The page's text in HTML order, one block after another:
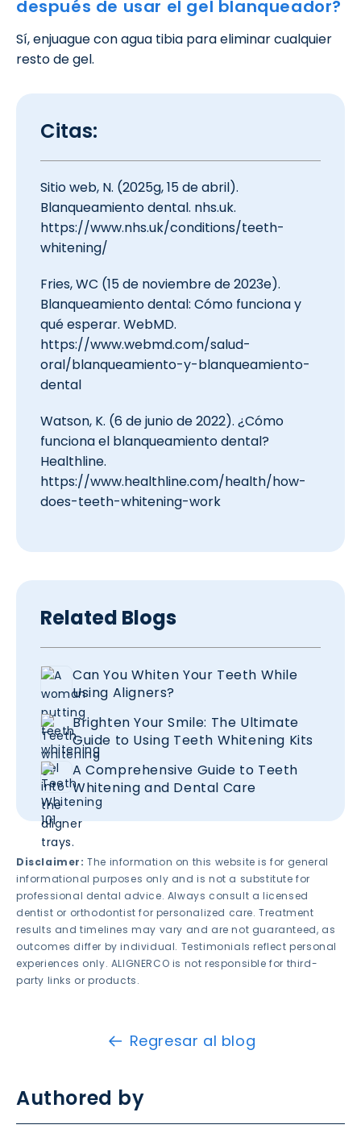
después de usar el gel blanqueador?
Sí, enjuague con agua tibia para eliminar cualquier
resto de gel.
Citas:
Sitio web, N. (2025g, 15 de abril).
Blanqueamiento dental. nhs.uk.
https://www.nhs.uk/conditions/teeth-
whitening/
Fries, WC (15 de noviembre de 2023e).
Blanqueamiento dental: Cómo funciona y
qué esperar. WebMD.
https://www.webmd.com/salud-
oral/blanqueamiento-y-blanqueamiento-
dental
Watson, K. (6 de junio de 2022). ¿Cómo
funciona el blanqueamiento dental?
Healthline.
https://www.healthline.com/health/how-
does-teeth-whitening-work
Related Blogs
Can You Whiten Your Teeth While
Using Aligners?
Brighten Your Smile: The Ultimate
Guide to Using Teeth Whitening Kits
A Comprehensive Guide to Teeth
Whitening and Dental Care
Disclaimer: The information on this website is for general
informational purposes only and is not a substitute for
professional dental advice. Always consult a licensed
dentist or orthodontist for personalized care. Treatment
results and timelines may vary and are not guaranteed, as
outcomes differ by individual. Testimonials reflect personal
experiences only. ALIGNERCO is not responsible for third-
party links or products.
Regresar al blog
Authored by